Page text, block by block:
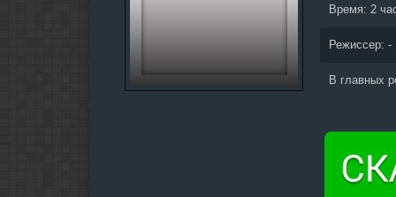
Время: 2
Режиссер: -
В главных